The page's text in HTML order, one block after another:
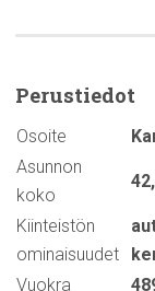
Perustiedot
Osoite
Asunnon
koko
Kiinteistön
ominaisuudet
Vuokra